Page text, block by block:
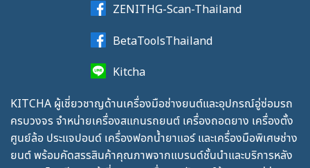
ZENITHG-Scan-Thailand
BetaToolsThailand
Kitcha
KITCHA ผู้เชี่ยวชาญด้านเครื่องมือช่างยนต์และอุปกรณ์อู่ซ่อมรถ
ครบวงจร จำหน่ายเครื่องสแกนรถยนต์ เครื่องถอดยาง เครื่องตั้ง
ศูนย์ล้อ ประแจปอนด์ เครื่องฟอกน้ำยาแอร์ และเครื่องมือพิเศษช่าง
ยนต์ พร้อมคัดสรรสินค้าคุณภาพจากแบรนด์ชั้นนำและบริการหลัง